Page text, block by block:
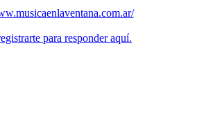
para responder aquí.